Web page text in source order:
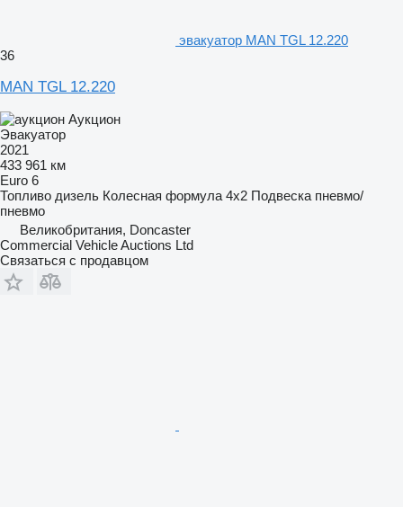
эвакуатор MAN TGL 12.220
36
MAN TGL 12.220
Аукцион
Эвакуатор
2021
433 961 км
Euro 6
Топливо дизель Колесная формула 4x2 Подвеска пневмо/
пневмо
Великобритания, Doncaster
Commercial Vehicle Auctions Ltd
Связаться с продавцом